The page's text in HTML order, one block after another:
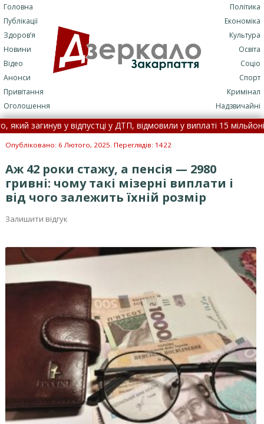
Головна
Публікації
Здоров’я
Новини
Відео
Анонси
Привітання
Оголошення
Політика
Економіка
Культура
Освіта
Соціо
Спорт
Кримінал
Надзвичайні
у відпустці у ДТП, відмовили у виплаті 15 мільйонів •
течією на Закарпаття, його товариш потонув • 5 серпня: це
Опубліковано: 6 Лютого, 2025. Переглядів: 1422
Аж 42 роки стажу, а пенсія — 2980
гривні: чому такі мізерні виплати і
від чого залежить їхній розмір
Залишити відгук